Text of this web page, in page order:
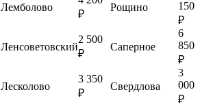
Лемболово
₽
Рощино
150
₽
Ленсоветовский
2 500
₽
Саперное
6
850
₽
Лесколово
3 350
₽
Свердлова
3
000
₽